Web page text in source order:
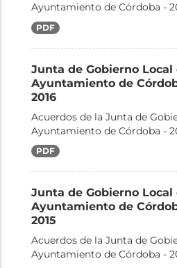
Ayuntamiento de Córdoba -
PDF
Junta de Gobierno Local
Ayuntamiento de
2016
Acuerdos de la Junta de
Ayuntamiento de Córdoba -
PDF
Junta de Gobierno Local
Ayuntamiento de
2015
Acuerdos de la Junta de
Ayuntamiento de Córdoba -